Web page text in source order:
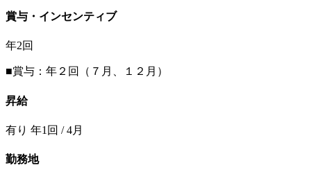
賞与・インセンティブ
年2回
■賞与：年２回（７月、１２月）
昇給
有り 年1回 / 4月
勤務地